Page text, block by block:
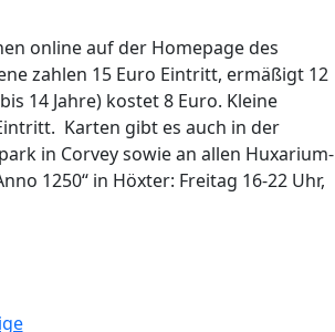
online auf der Homepage des
zahlen 15 Euro Eintritt, ermäßigt 12
14 Jahre) kostet 8 Euro. Kleine
Karten gibt es auch in der
in Corvey sowie an allen Huxarium-
1250“ in Höxter: Freitag 16-22 Uhr,